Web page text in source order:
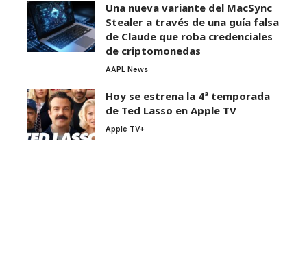
Una nueva variante del MacSync
Stealer a través de una guía falsa
de Claude que roba credenciales
de criptomonedas
AAPL News
Hoy se estrena la 4ª temporada
de Ted Lasso en Apple TV
Apple TV+